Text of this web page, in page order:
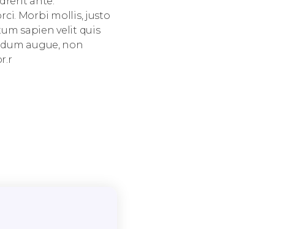
Morbi mollis, justo
sapien velit quis
augue, non